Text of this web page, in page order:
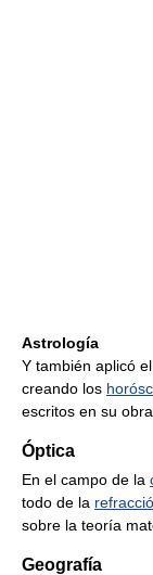
Astrología
Y también aplicó
creando los
escritos en su obra
Óptica
En el campo de la
todo de la
sobre la teoría
Geografía